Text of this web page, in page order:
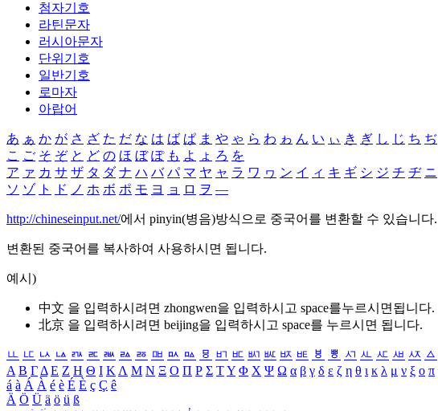
첨자기호
라틴문자
러시아문자
단위기호
일반기호
로마자
아랍어
あ ぁ か が さ ざ た だ な は ば ぱ ま や ゃ ら わ ゎ ん い ぃ き ぎ し じ ち ぢ
こ ご そ ぞ と ど の ほ ぼ ぽ も よ ょ ろ を
ア ァ カ サ ザ タ ダ ナ ハ バ パ マ ヤ ャ ラ ワ ヮ ン イ ィ キ ギ シ ジ チ ヂ ニ
ソ ゾ ト ド ノ ホ ボ ポ モ ヨ ョ ロ ヲ ―
http://chineseinput.net/에서 pinyin(병음)방식으로 중국어를 변환할 수 있습니다.
변환된 중국어를 복사하여 사용하시면 됩니다.
예시)
中文 을 입력하시려면 zhongwen을 입력하시고 space를누르시면됩니다.
北京 을 입력하시려면 beijing을 입력하시고 space를 누르시면 됩니다.
ㅥ ㅦ ㅧ ㅨ ㅩ ㅪ ㅫ ㅬ ㅭ ㅮ ㅯ ㅰ ㅱ ㅲ ㅳ ㅴ ㅵ ㅶ ㅷ ㅸ ㅹ ㅺ ㅻ ㅼ ㅽ ㅾ ㅿ
Α Β ΓΔ Ε Ζ Η Θ Ι ΚΛ Μ Ν Ξ Ο Π Ρ Σ ΤΥ Φ Χ Ψ Ω α β γ δ ε ζ η θ ι κ λ μ ν ξ ο π
á à Á À é è É È ç Ç ê
Ä Ö Ü ä ö ü ß